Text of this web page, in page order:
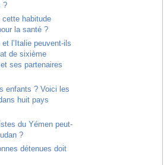
?
habitude
la santé ?
l’Italie peuvent-ils
de sixième
ses partenaires
enfants ? Voici les
huit pays
du Yémen peut-
?
détenues doit